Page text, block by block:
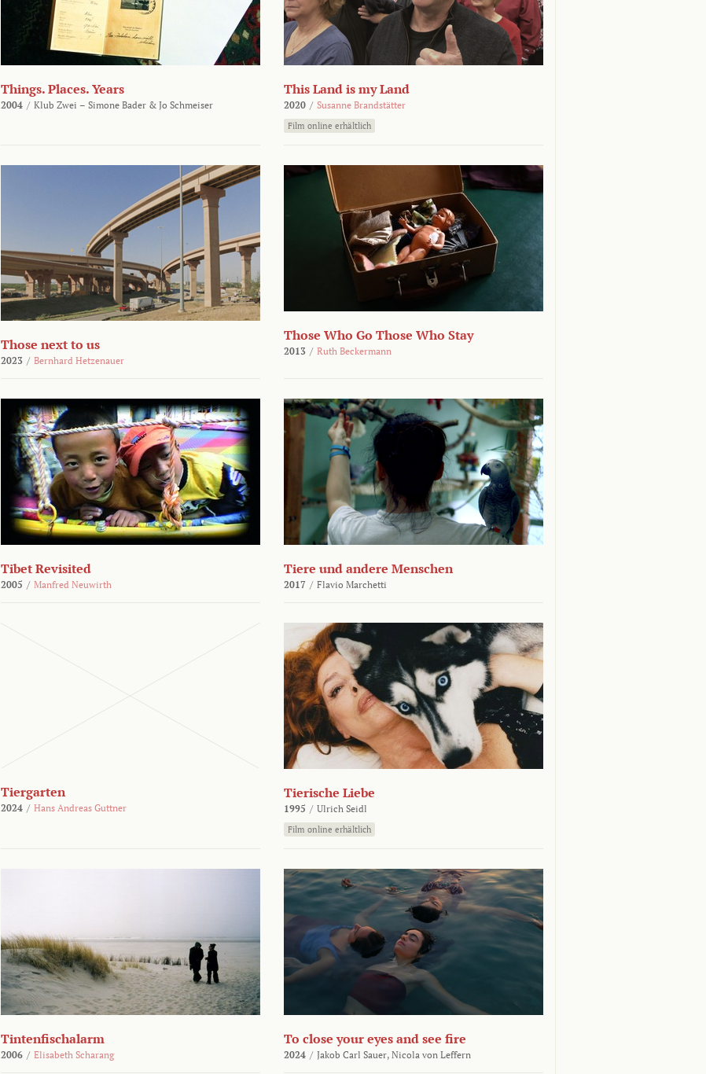
Things. Places. Years
2004 / Klub Zwei – Simone Bader & Jo Schmeiser
This Land is my Land
2020 / Susanne Brandstätter
Film online erhältlich
Those next to us
2023 / Bernhard Hetzenauer
Those Who Go Those Who Stay
2013 / Ruth Beckermann
Tibet Revisited
2005 / Manfred Neuwirth
Tiere und andere Menschen
2017 / Flavio Marchetti
Tiergarten
2024 / Hans Andreas Guttner
Tierische Liebe
1995 / Ulrich Seidl
Film online erhältlich
Tintenfischalarm
2006 / Elisabeth Scharang
To close your eyes and see fire
2024 / Jakob Carl Sauer, Nicola von Leffern